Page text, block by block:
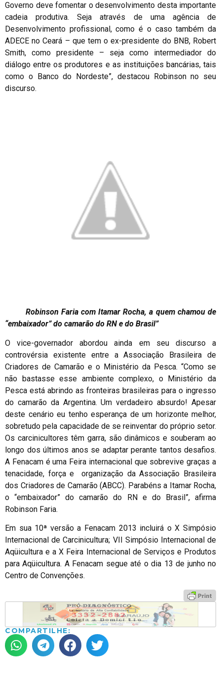
Governo deve fomentar o desenvolvimento desta importante
cadeia produtiva. Seja através de uma agência de
Desenvolvimento profissional, como é o caso também da
ADECE no Ceará – que tem o ex-presidente do BNB, Robert
Smith, como presidente – seja como intermediador do
diálogo entre os produtores e as instituições bancárias, tais
como o Banco do Nordeste”, destacou Robinson no seu
discurso.
Robinson Faria com Itamar Rocha, a quem chamou de
“embaixador” do camarão do RN e do Brasil”
O vice-governador abordou ainda em seu discurso a
controvérsia existente entre a Associação Brasileira de
Criadores de Camarão e o Ministério da Pesca. “Como se
não bastasse esse ambiente complexo, o Ministério da
Pesca está abrindo as fronteiras brasileiras para o ingresso
do camarão da Argentina. Um verdadeiro absurdo! Apesar
deste cenário eu tenho esperança de um horizonte melhor,
sobretudo pela capacidade de se reinventar do próprio setor.
Os carcinicultores têm garra, são dinâmicos e souberam ao
longo dos últimos anos se adaptar perante tantos desafios.
A Fenacam é uma Feira internacional que sobrevive graças a
tenacidade, força e organização da Associação Brasileira
dos Criadores de Camarão (ABCC). Parabéns a Itamar Rocha,
o “embaixador” do camarão do RN e do Brasil”, afirma
Robinson Faria.
Em sua 10ª versão a Fenacam 2013 incluirá o X Simpósio
Internacional de Carcinicultura; VII Simpósio Internacional de
Aqüicultura e a X Feira Internacional de Serviços e Produtos
para Aqüicultura. A Fenacam segue até o dia 13 de junho no
Centro de Convenções.
COMPARTILHE: